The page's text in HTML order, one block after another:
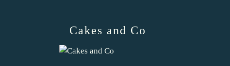
Cakes and Co